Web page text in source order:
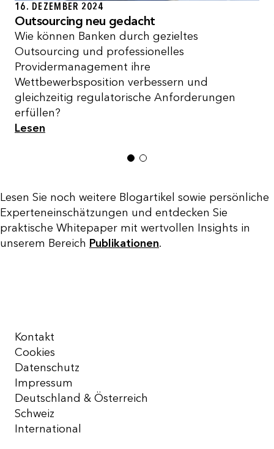
16. DEZEMBER 2024
Outsourcing neu gedacht
Wie können Banken durch gezieltes
Outsourcing und professionelles
Providermanagement ihre
Wettbewerbsposition verbessern und
gleichzeitig regulatorische Anforderungen
erfüllen?
Lesen
1 2
Lesen Sie noch weitere Blogartikel sowie persönliche
Experteneinschätzungen und entdecken Sie
praktische Whitepaper mit wertvollen Insights in
unserem Bereich Publikationen.
Kontakt
Cookies
Datenschutz
Impressum
Deutschland & Österreich
Schweiz
International